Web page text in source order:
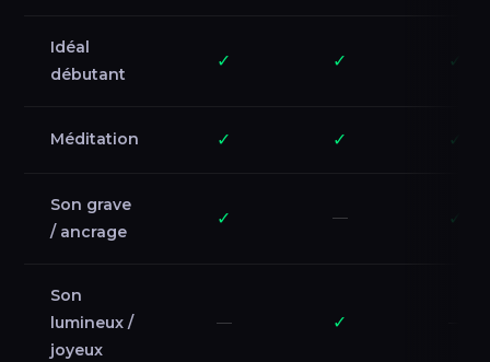
Idéal
débutant
✓ ✓ ✓
Méditation ✓ ✓ ✓
Son grave
/ ancrage
✓ — ✓
Son
lumineux /
joyeux
— ✓